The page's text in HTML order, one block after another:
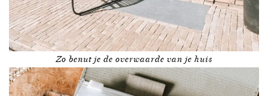
Zo benut je de overwaarde van je huis